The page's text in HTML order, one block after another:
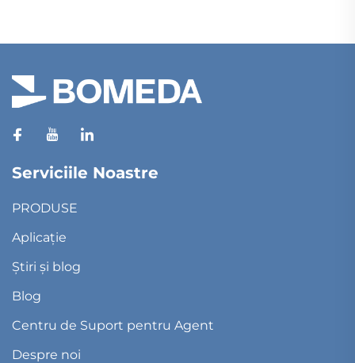
Serviciile Noastre
PRODUSE
Aplicație
Știri și blog
Blog
Centru de Suport pentru Agent
Despre noi